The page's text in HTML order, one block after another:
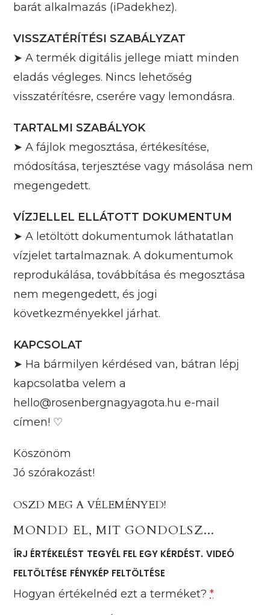
barát alkalmazás (iPadekhez).
VISSZATÉRÍTÉSI SZABÁLYZAT
➤ A termék digitális jellege miatt minden
eladás végleges. Nincs lehetőség
visszatérítésre, cserére vagy lemondásra.
TARTALMI SZABÁLYOK
➤ A fájlok megosztása, értékesítése,
módosítása, terjesztése vagy másolása nem
megengedett.
VÍZJELLEL ELLÁTOTT DOKUMENTUM
➤ A letöltött dokumentumok láthatatlan
vízjelet tartalmaznak. A dokumentumok
reprodukálása, továbbítása és megosztása
nem megengedett, és jogi
következményekkel járhat.
KAPCSOLAT
➤ Ha bármilyen kérdésed van, bátran lépj
kapcsolatba velem a
hello@rosenbergnagyagota.hu e-mail
címen! ♡
Köszönöm
Jó szórakozást!
OSZD MEG A VÉLEMÉNYED!
MONDD EL, MIT GONDOLSZ...
ÍRJ ÉRTÉKELÉST TEGYÉL FEL EGY KÉRDÉST. VIDEÓ
FELTÖLTÉSE FÉNYKÉP FELTÖLTÉSE
Hogyan értékelnéd ezt a terméket?*